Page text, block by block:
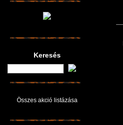
Keresés
Összes akció listázása